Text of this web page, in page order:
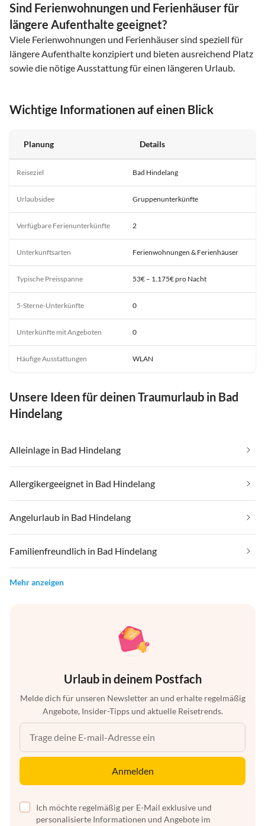
Sind Ferienwohnungen und Ferienhäuser für
längere Aufenthalte geeignet?
Viele Ferienwohnungen und Ferienhäuser sind speziell für
längere Aufenthalte konzipiert und bieten ausreichend Platz
sowie die nötige Ausstattung für einen längeren Urlaub.
Wichtige Informationen auf einen Blick
Planung Details
Reiseziel Bad Hindelang
Urlaubsidee Gruppenunterkünfte
Verfügbare Ferienunterkünfte 2
Unterkunftsarten Ferienwohnungen & Ferienhäuser
Typische Preisspanne 53€ – 1.175€ pro Nacht
5-Sterne-Unterkünfte 0
Unterkünfte mit Angeboten 0
Häufige Ausstattungen WLAN
Unsere Ideen für deinen Traumurlaub in Bad
Hindelang
Alleinlage in Bad Hindelang
Allergikergeeignet in Bad Hindelang
Angelurlaub in Bad Hindelang
Familienfreundlich in Bad Hindelang
Mehr anzeigen
Urlaub in deinem Postfach
Melde dich für unseren Newsletter an und erhalte regelmäßig
Angebote, Insider-Tipps und aktuelle Reisetrends.
Anmelden
Ich möchte regelmäßig per E-Mail exklusive und
personalisierte Informationen und Angebote im